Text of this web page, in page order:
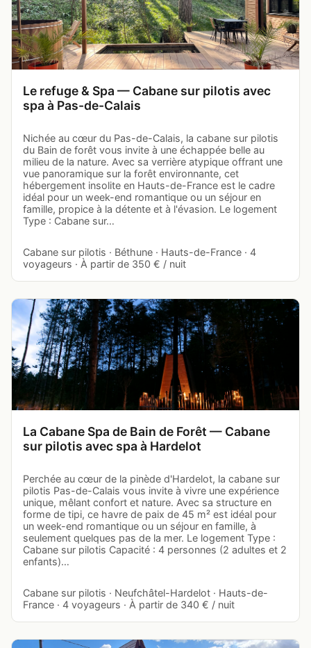
Le refuge & Spa — Cabane sur pilotis avec
spa à Pas-de-Calais
Nichée au cœur du Pas-de-Calais, la cabane sur pilotis
du Bain de forêt vous invite à une échappée belle au
milieu de la nature. Avec sa verrière atypique offrant une
vue panoramique sur la forêt environnante, cet
hébergement insolite en Hauts-de-France est le cadre
idéal pour un week-end romantique ou un séjour en
famille, propice à la détente et à l'évasion. Le logement
Type : Cabane sur…
Cabane sur pilotis · Béthune · Hauts-de-France · 4
voyageurs · À partir de 350 € / nuit
La Cabane Spa de Bain de Forêt — Cabane
sur pilotis avec spa à Hardelot
Perchée au cœur de la pinède d'Hardelot, la cabane sur
pilotis Pas-de-Calais vous invite à vivre une expérience
unique, mêlant confort et nature. Avec sa structure en
forme de tipi, ce havre de paix de 45 m² est idéal pour
un week-end romantique ou un séjour en famille, à
seulement quelques pas de la mer. Le logement Type :
Cabane sur pilotis Capacité : 4 personnes (2 adultes et 2
enfants)…
Cabane sur pilotis · Neufchâtel-Hardelot · Hauts-de-
France · 4 voyageurs · À partir de 340 € / nuit